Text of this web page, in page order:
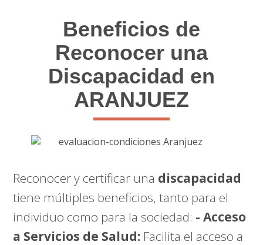
Beneficios de
Reconocer una
Discapacidad en
ARANJUEZ
Reconocer y certificar una discapacidad
tiene múltiples beneficios, tanto para el
individuo como para la sociedad: - Acceso
a Servicios de Salud: Facilita el acceso a